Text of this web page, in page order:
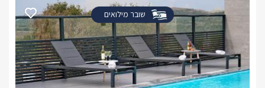
שובר מילואים